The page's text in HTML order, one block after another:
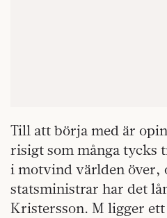
Till att börja med är
risigt som många tycks
i motvind världen över,
statsministrar har det
Kristersson. M ligger